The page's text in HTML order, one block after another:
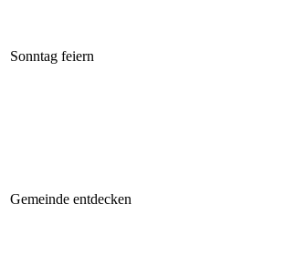
Sonntag feiern
Gemeinde entdecken